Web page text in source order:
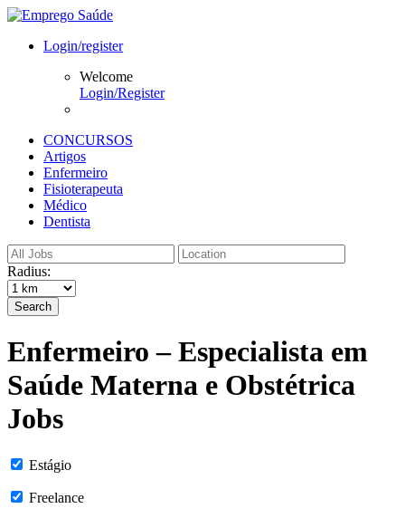
Login/register
Welcome
Login/Register
CONCURSOS
Artigos
Enfermeiro
Fisioterapeuta
Médico
Dentista
Radius:
Search
Enfermeiro – Especialista em
Saúde Materna e Obstétrica
Jobs
Estágio
Freelance